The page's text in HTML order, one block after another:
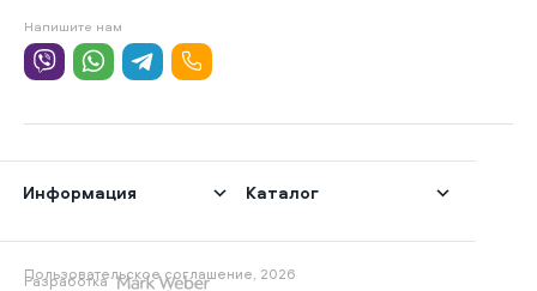
Пользовательское соглашение, 2026
Информация Каталог
Напишите нам
Разработка